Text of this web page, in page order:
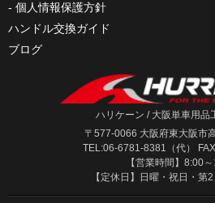
個人情報保護方針
ハンドル交換ガイド
ブログ
ハリケーン / 大阪単車用品
〒577-0066 大阪府東大阪市
TEL:06-6781-8381（代）
【営業時間】8:00
【定休日】日曜・祝日・第